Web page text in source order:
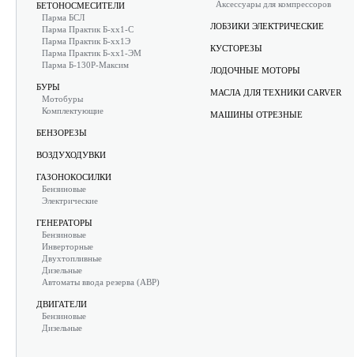
БЕТОНОСМЕСИТЕЛИ
Парма БСЛ
Парма Практик Б-хх1-С
Парма Практик Б-хх1Э
Парма Практик Б-хх1-ЭМ
Парма Б-130Р-Максим
БУРЫ
Мотобуры
Комплектующие
БЕНЗОРЕЗЫ
ВОЗДУХОДУВКИ
ГАЗОНОКОСИЛКИ
Бензиновые
Электрические
ГЕНЕРАТОРЫ
Бензиновые
Инверторные
Двухтопливные
Дизельные
Автоматы ввода резерва (АВР)
ДВИГАТЕЛИ
Бензиновые
Дизельные
Аксессуары для компрессоров
ЛОБЗИКИ ЭЛЕКТРИЧЕСКИЕ
КУСТОРЕЗЫ
ЛОДОЧНЫЕ МОТОРЫ
МАСЛА ДЛЯ ТЕХНИКИ CARVER
МАШИНЫ ОТРЕЗНЫЕ